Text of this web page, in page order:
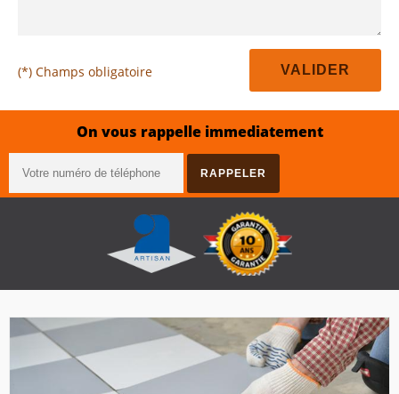
(*) Champs obligatoire
On vous rappelle immediatement